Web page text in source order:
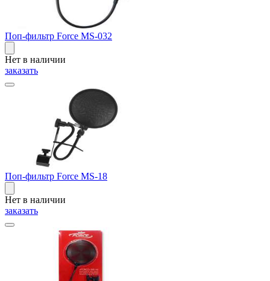
Поп-фильтр Force MS-032
Нет в наличии
заказать
Поп-фильтр Force MS-18
Нет в наличии
заказать